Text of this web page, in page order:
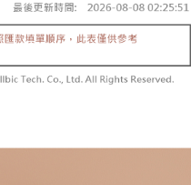
條碼／台灣大直營門市／銀行轉
費。
大哥大進項蒐集、處理及利用，
確認、核對及更正。
可完成結帳。
訊中的連結，可透過四大超商／
視為交易完成。
之結帳頁面顯示為準，若有關於
疑問，請聯繫「AFTEE先享後付
support/home